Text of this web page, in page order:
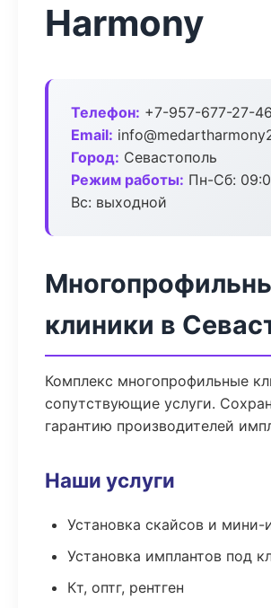
Harmony
Телефон: +7-957-677-27-46
Email:
Город: Севастополь
Режим работы: Пн-Сб:
Вс: выходной
клиники в
Комплекс многопрофильные
сопутствующие услуги.
гарантию производителей
Наши услуги
Установка скайсов и мини-
Установка имплантов под
Кт, оптг, рентген